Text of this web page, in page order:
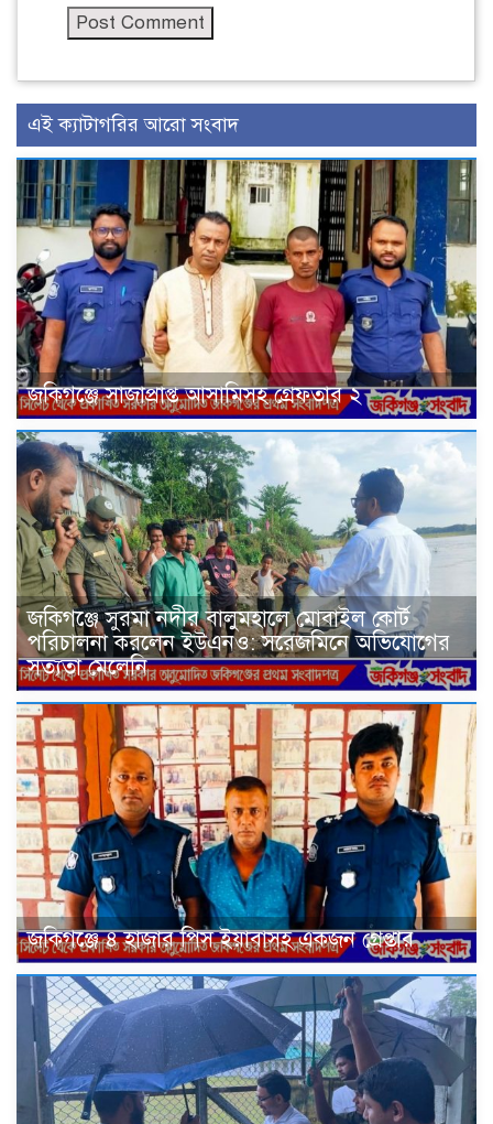
এই ক্যাটাগরির আরো সংবাদ
জকিগঞ্জে সাজাপ্রাপ্ত আসামিসহ গ্রেফতার ২
জকিগঞ্জে সুরমা নদীর বালুমহালে মোবাইল কোর্ট
পরিচালনা করলেন ইউএনও: সরেজমিনে অভিযোগের
সত্যতা মেলেনি
জকিগঞ্জে ৪ হাজার পিস ইয়াবাসহ একজন গ্রেপ্তার